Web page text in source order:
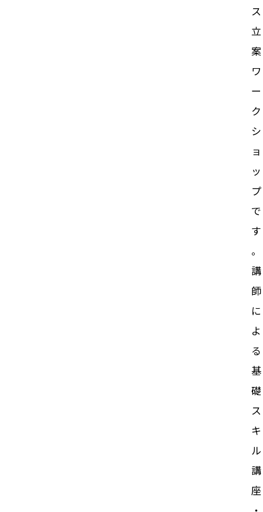
ス
立
案
ワ
ー
ク
シ
ョ
ッ
プ
で
す
。
講
師
に
よ
る
基
礎
ス
キ
ル
講
座